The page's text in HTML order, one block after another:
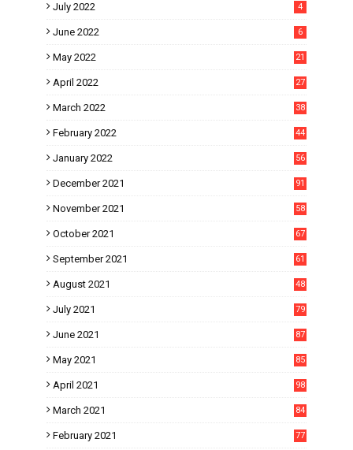
July 2022 4
June 2022 6
May 2022 21
April 2022 27
March 2022 38
February 2022 44
January 2022 56
December 2021 91
November 2021 58
October 2021 67
September 2021 61
August 2021 48
July 2021 79
June 2021 87
May 2021 85
April 2021 98
March 2021 84
February 2021 77